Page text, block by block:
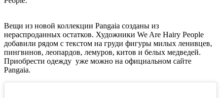
Вещи из новой коллекции Pangaia созданы из
нераспроданных остатков. Художники We Are Hairy People
добавили рядом с текстом на груди фигуры милых ленивцев,
пингвинов, леопардов, лемуров, китов и белых медведей.
Приобрести одежду уже можно на официальном сайте
Pangaia.